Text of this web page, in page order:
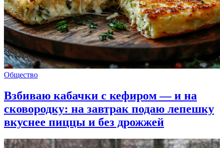
Общество
Взбиваю кабачки с кефиром — и на
сковородку: на завтрак подаю лепешку
вкуснее пиццы и без дрожжей